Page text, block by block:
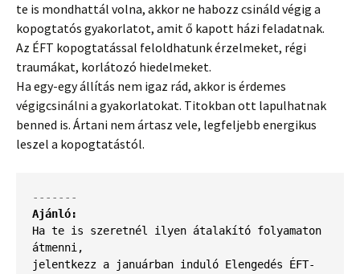
te is mondhattál volna, akkor ne habozz csináld végig a
kopogtatós gyakorlatot, amit ő kapott házi feladatnak.
Az ÉFT kopogtatással feloldhatunk érzelmeket, régi
traumákat, korlátozó hiedelmeket.
Ha egy-egy állítás nem igaz rád, akkor is érdemes
végigcsinálni a gyakorlatokat. Titokban ott lapulhatnak
benned is. Ártani nem ártasz vele, legfeljebb energikus
leszel a kopogtatástól.
Ajánló:
Ha te is szeretnél ilyen átalakító folyamaton
átmenni,
jelentkezz a januárban induló Elengedés ÉFT-